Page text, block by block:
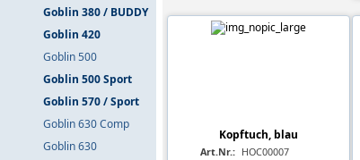
Goblin 380 / BUDDY
Goblin 420
Goblin 500
Goblin 500 Sport
Goblin 570 / Sport
Goblin 630 Comp
Goblin 630
Kopftuch, blau
Art.Nr.: HOC00007